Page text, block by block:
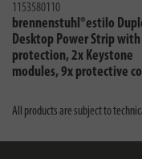
1153580110
brennenstuhl®estilo
Desktop Power Strip with
protection, 2x Keystone
modules, 9x protective
All products are subject to